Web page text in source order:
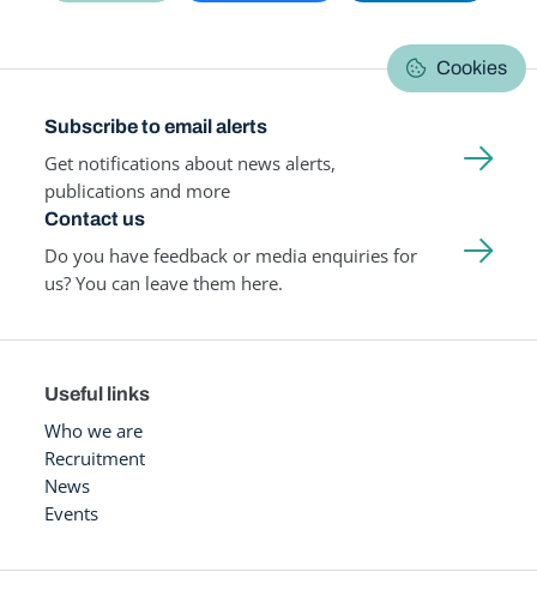
Cookies
Subscribe to email alerts
Get notifications about news alerts,
publications and more
Contact us
Do you have feedback or media enquiries for
us? You can leave them here.
Useful links
Who we are
Recruitment
News
Events